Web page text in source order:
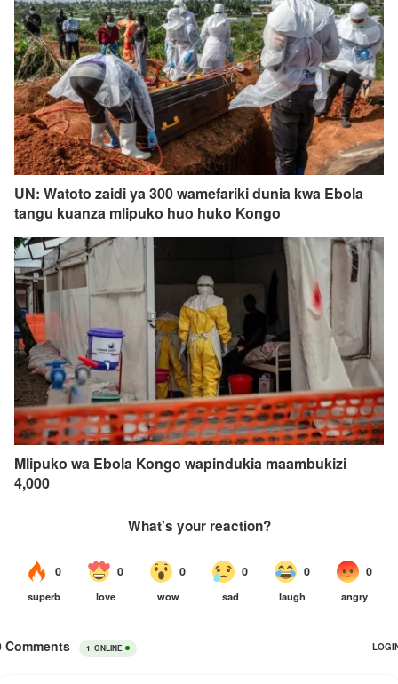
UN: Watoto zaidi ya 300 wamefariki dunia kwa Ebola
tangu kuanza mlipuko huo huko Kongo
Mlipuko wa Ebola Kongo wapindukia maambukizi
4,000